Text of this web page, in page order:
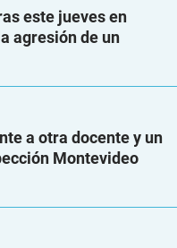
este jueves en
agresión de un
a otra docente y un
Montevideo